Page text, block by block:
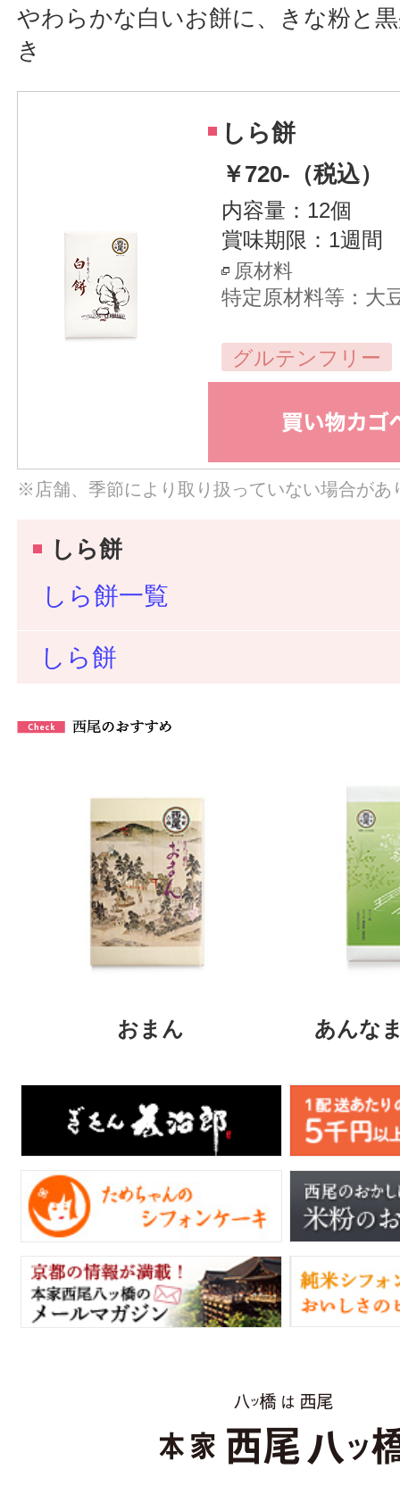
やわらかな白いお餅に、きな粉と
き
しら餅
￥720-（税込）
内容量：12個
賞味期限：1週間
原材料
特定原材料等：大
グルテンフリー
※店舗、季節により取り扱っていない場合があ
しら餅
しら餅一覧
しら餅
おまん あんな